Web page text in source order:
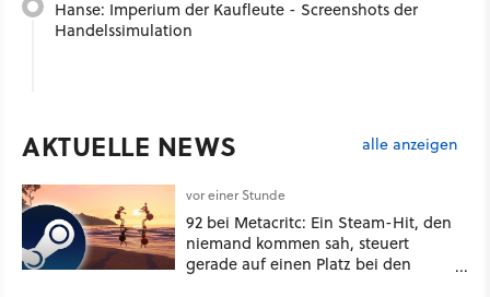
Hanse: Imperium der Kaufleute - Screenshots der
Handelssimulation
AKTUELLE NEWS alle anzeigen
vor einer Stunde
92 bei Metacritc: Ein Steam-Hit, den
niemand kommen sah, steuert
gerade auf einen Platz bei den